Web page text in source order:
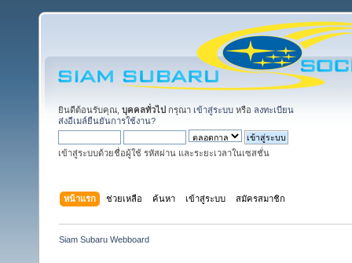
ยินดีต้อนรับคุณ, บุคคลทั่วไป กรุณา เข้าสู่ระบบ หรือ ลงทะเบียน
ส่งอีเมล์ยืนยันการใช้งาน?
เข้าสู่ระบบด้วยชื่อผู้ใช้ รหัสผ่าน และระยะเวลาในเซสชั่น
หน้าแรก ช่วยเหลือ ค้นหา เข้าสู่ระบบ สมัครสมาชิก
Siam Subaru Webboard